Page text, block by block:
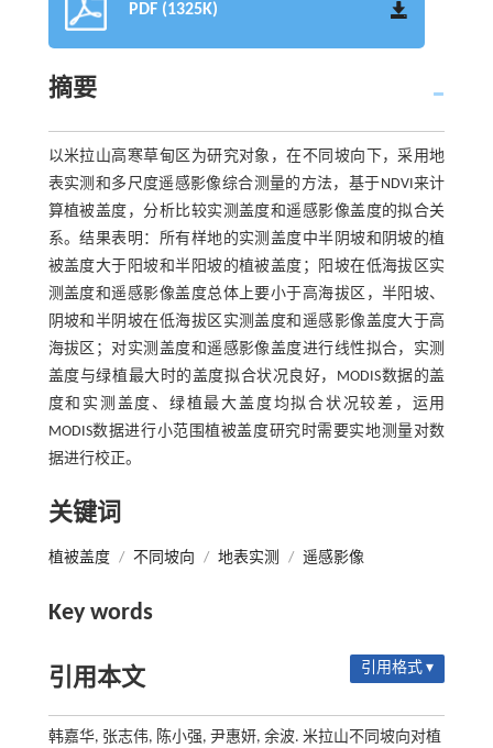
PDF (1325K)
摘要
以米拉山高寒草甸区为研究对象，在不同坡向下，采用地
表实测和多尺度遥感影像综合测量的方法，基于NDVI来计
算植被盖度，分析比较实测盖度和遥感影像盖度的拟合关
系。结果表明：所有样地的实测盖度中半阴坡和阴坡的植
被盖度大于阳坡和半阳坡的植被盖度；阳坡在低海拔区实
测盖度和遥感影像盖度总体上要小于高海拔区，半阳坡、
阴坡和半阴坡在低海拔区实测盖度和遥感影像盖度大于高
海拔区；对实测盖度和遥感影像盖度进行线性拟合，实测
盖度与绿植最大时的盖度拟合状况良好，MODIS数据的盖
度和实测盖度、绿植最大盖度均拟合状况较差，运用
MODIS数据进行小范围植被盖度研究时需要实地测量对数
据进行校正。
关键词
植被盖度 / 不同坡向 / 地表实测 / 遥感影像
Key words
引用本文 引用格式 ▾
韩嘉华, 张志伟, 陈小强, 尹惠妍, 余波. 米拉山不同坡向对植